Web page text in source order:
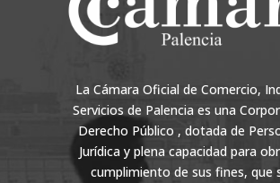
La Cámara Oficial de Comercio,
Servicios de Palencia es una
Derecho Público , dotada de
Jurídica y plena capacidad para
cumplimiento de sus fines, que